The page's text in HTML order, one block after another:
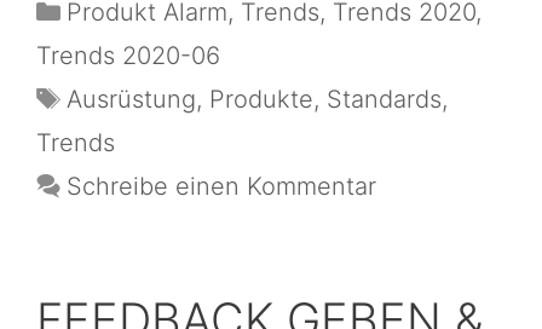
Produkt Alarm, Trends, Trends 2020,
Trends 2020-06
Ausrüstung, Produkte, Standards,
Trends
Schreibe einen Kommentar